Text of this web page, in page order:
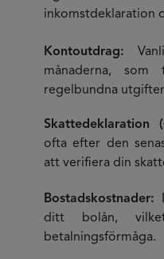
inkomstdeklaration
Kontoutdrag:
månaderna,
regelbundna
Skattedeklaration
ofta efter den
att verifiera din
Bostadskostnader:
ditt bolån,
betalningsförmåga.